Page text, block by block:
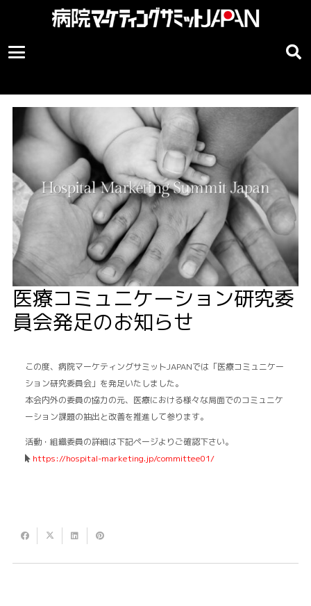
医療コミュニケーション研究委
員会発足のお知らせ
この度、病院マーケティングサミットJAPANでは「医療コミュニケー
ション研究委員会」を発足いたしました。
本会内外の委員の協力の元、医療における様々な局面でのコミュニケ
ーション課題の抽出と改善を推進して参ります。
活動・組織委員の詳細は下記ページよりご確認下さい。
https://hospital-marketing.jp/committee01/